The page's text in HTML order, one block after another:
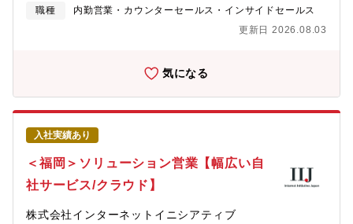
す。そのため、日本を代表する企業の大規模案件に携わることが
つマルチベンダである同社は、自社サービスだけでなく他社製品
を前に進められるやりがいがあります。■最先端技術を独自に展開
クラウド・AI・IoT・モバイルといった最先端のIT技術を自社で展
開しており、新技術やトレンドの技術を身に着けたい、自身で生
み出したいという方にはおススメの環境です■経営基盤が極めて安
定単発売上のみに依存せず、事業拡大と共にストック売上（継続
的なサービス提供）の比率が8割以上あります。また、昨対で純利
益142％増とコロナ渦で同社のITサービスは高い評価をされていま
す■フレキシブルな働き方＆キャリアフレックスタイム制度や、ず
らし勤務制度、時短勤務やテレワークなど、社員一人ひとりが自
く、効果的な活用方法、プロジェクトの進め方の提案 ＋ 定期的な
の業務、課題解決に寄与するコンサルティング、データ分析の有
カスタマーリングスについて企業が持つ顧客情報、購買履歴、行
動履歴など、顧客に関するあらゆるデータを統合。そこから顧客
を詳細に分析・抽出（セグメント）し、実際の打ち手の実行まで
ワンストップで実行できる、顧客実感型のマーケティングプラッ
トフォームです。
職種
内勤営業・カウンターセールス・インサイドセールス
更新日 2026.08.03
気になる
入社実績あり
＜福岡＞ソリューション営業【幅広い自
社サービス/クラウド】
株式会社インターネットイニシアティブ